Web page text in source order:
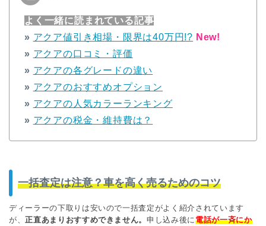
よく一緒に読まれている記事
» アクア値引き相場・限界は40万円!? New!
» アクアの口コミ・評価
» アクアの各グレードの違い
» アクアのおすすめオプション
» アクアの人気カラーランキング
» アクアの税金・維持費は？
一括査定は注意？車を高く売るためのコツ
ディーラーの下取りは安いので一括査定がよく紹介されています
が、正直あまりおすすめできません。申し込み後に 電話が一斉にか